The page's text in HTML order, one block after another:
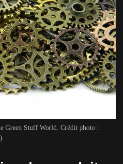
Green Stuff World. Crédit photo :